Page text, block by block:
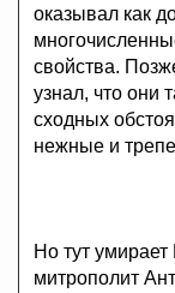
оказывал как
свойства.
узнал, что они
сходных
нежные и
Но тут
митрополит